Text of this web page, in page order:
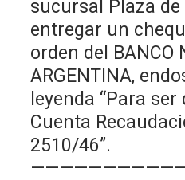
sucursal Plaza de
entregar un
orden del BANCO
ARGENTINA,
leyenda “Para
Cuenta
2510/46”.